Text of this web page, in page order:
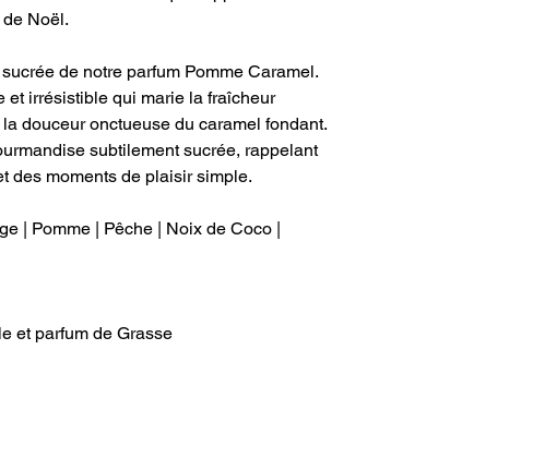
Noël.
de notre parfum Pomme Caramel.
et irrésistible qui marie la fraîcheur
douceur onctueuse du caramel fondant.
subtilement sucrée, rappelant
des moments de plaisir simple.
| Pomme | Pêche | Noix de Coco |
et parfum de Grasse